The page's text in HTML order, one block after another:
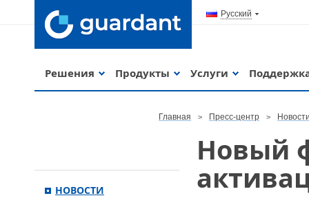
Русский
Решения Продукты Услуги
Главная Пресс-центр
Новый
НОВОСТИ